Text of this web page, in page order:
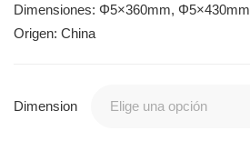
Dimensiones: Φ5×360mm, Φ5×430mm
Origen: China
Dimension